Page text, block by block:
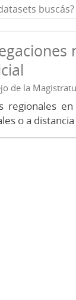
de la
regionales
o a distancia